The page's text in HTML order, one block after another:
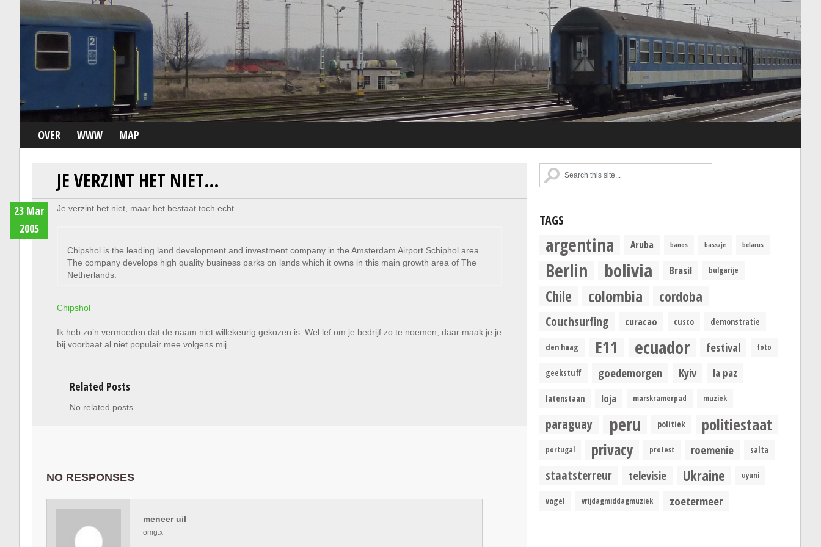
OVER WWW MAP
JE VERZINT HET NIET…
23 Mar
2005
Je verzint het niet, maar het bestaat toch echt.
Chipshol is the leading land development and investment company in the Amsterdam Airport Schiphol area.
The company develops high quality business parks on lands which it owns in this main growth area of The
Netherlands.
Chipshol
Ik heb zo’n vermoeden dat de naam niet willekeurig gekozen is. Wel lef om je bedrijf zo te noemen, daar maak je je
bij voorbaat al niet populair mee volgens mij.
Related Posts
No related posts.
NO RESPONSES
meneer uil
omg:x
TAGS
argentina Aruba banos basszje belarus
Berlin bolivia Brasil bulgarije
Chile colombia cordoba
Couchsurfing curacao cusco demonstratie
den haag E11 ecuador festival foto
geekstuff goedemorgen Kyiv la paz
latenstaan loja marskramerpad muziek
paraguay peru politiek politiestaat
portugal privacy protest roemenie salta
staatsterreur televisie Ukraine uyuni
vogel vrijdagmiddagmuziek zoetermeer